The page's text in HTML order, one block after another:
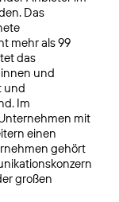
Das
mehr als 99
das
und
und
Im
mit
einen
gehört
großen